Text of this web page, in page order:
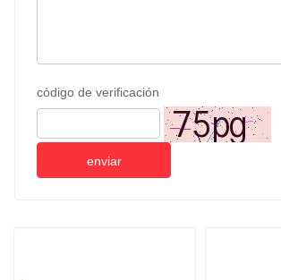
código de verificación
enviar